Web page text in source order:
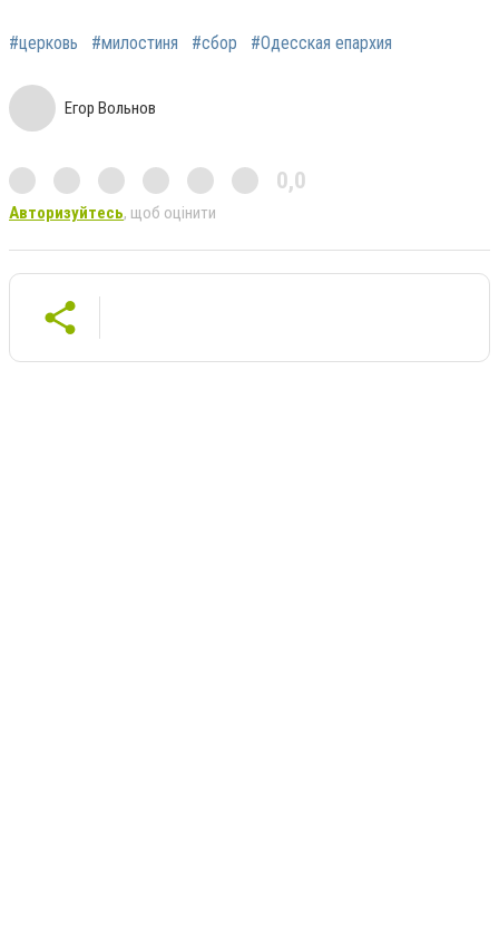
#церковь #милостиня #сбор #Одесская епархия
Егор Вольнов
0,0
Авторизуйтесь, щоб оцінити